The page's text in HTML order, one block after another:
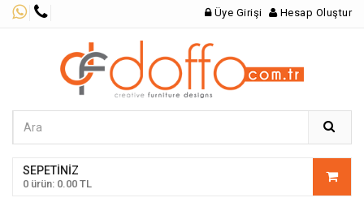
Üye Girişi Hesap Oluştur
SEPETINIZ
0 ürün: 0.00 TL